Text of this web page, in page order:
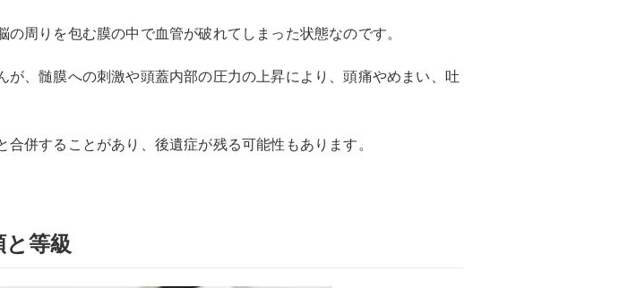
周りを包む膜の中で血管が破れてしまった状態なのです。
、髄膜への刺激や頭蓋内部の圧力の上昇により、頭痛やめまい、吐
併することがあり、後遺症が残る可能性もあります。
等級